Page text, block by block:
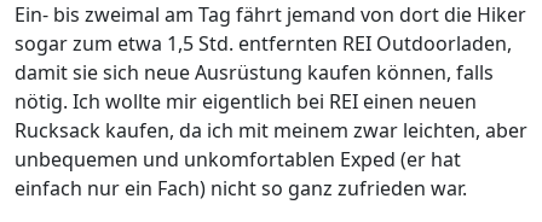
Ein- bis zweimal am Tag fährt jemand von dort die Hiker
sogar zum etwa 1,5 Std. entfernten REI Outdoorladen,
damit sie sich neue Ausrüstung kaufen können, falls
nötig. Ich wollte mir eigentlich bei REI einen neuen
Rucksack kaufen, da ich mit meinem zwar leichten, aber
unbequemen und unkomfortablen Exped (er hat
einfach nur ein Fach) nicht so ganz zufrieden war.